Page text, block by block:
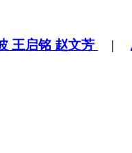
王启铭 赵文芳 |